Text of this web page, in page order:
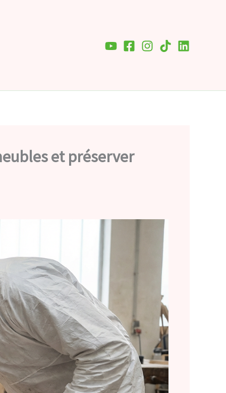
et préserver